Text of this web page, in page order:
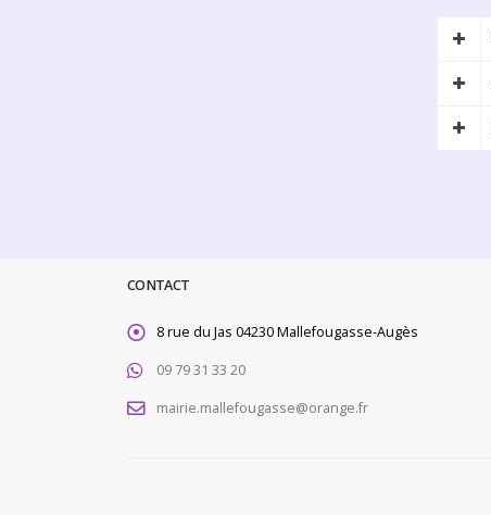
CONTACT
8 rue du Jas 04230 Mallefougasse-Augès
09 79 31 33 20
mairie.mallefougasse@orange.fr